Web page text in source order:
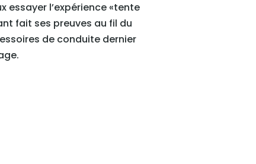
essayer l’expérience «tente
fait ses preuves au fil du
de conduite dernier